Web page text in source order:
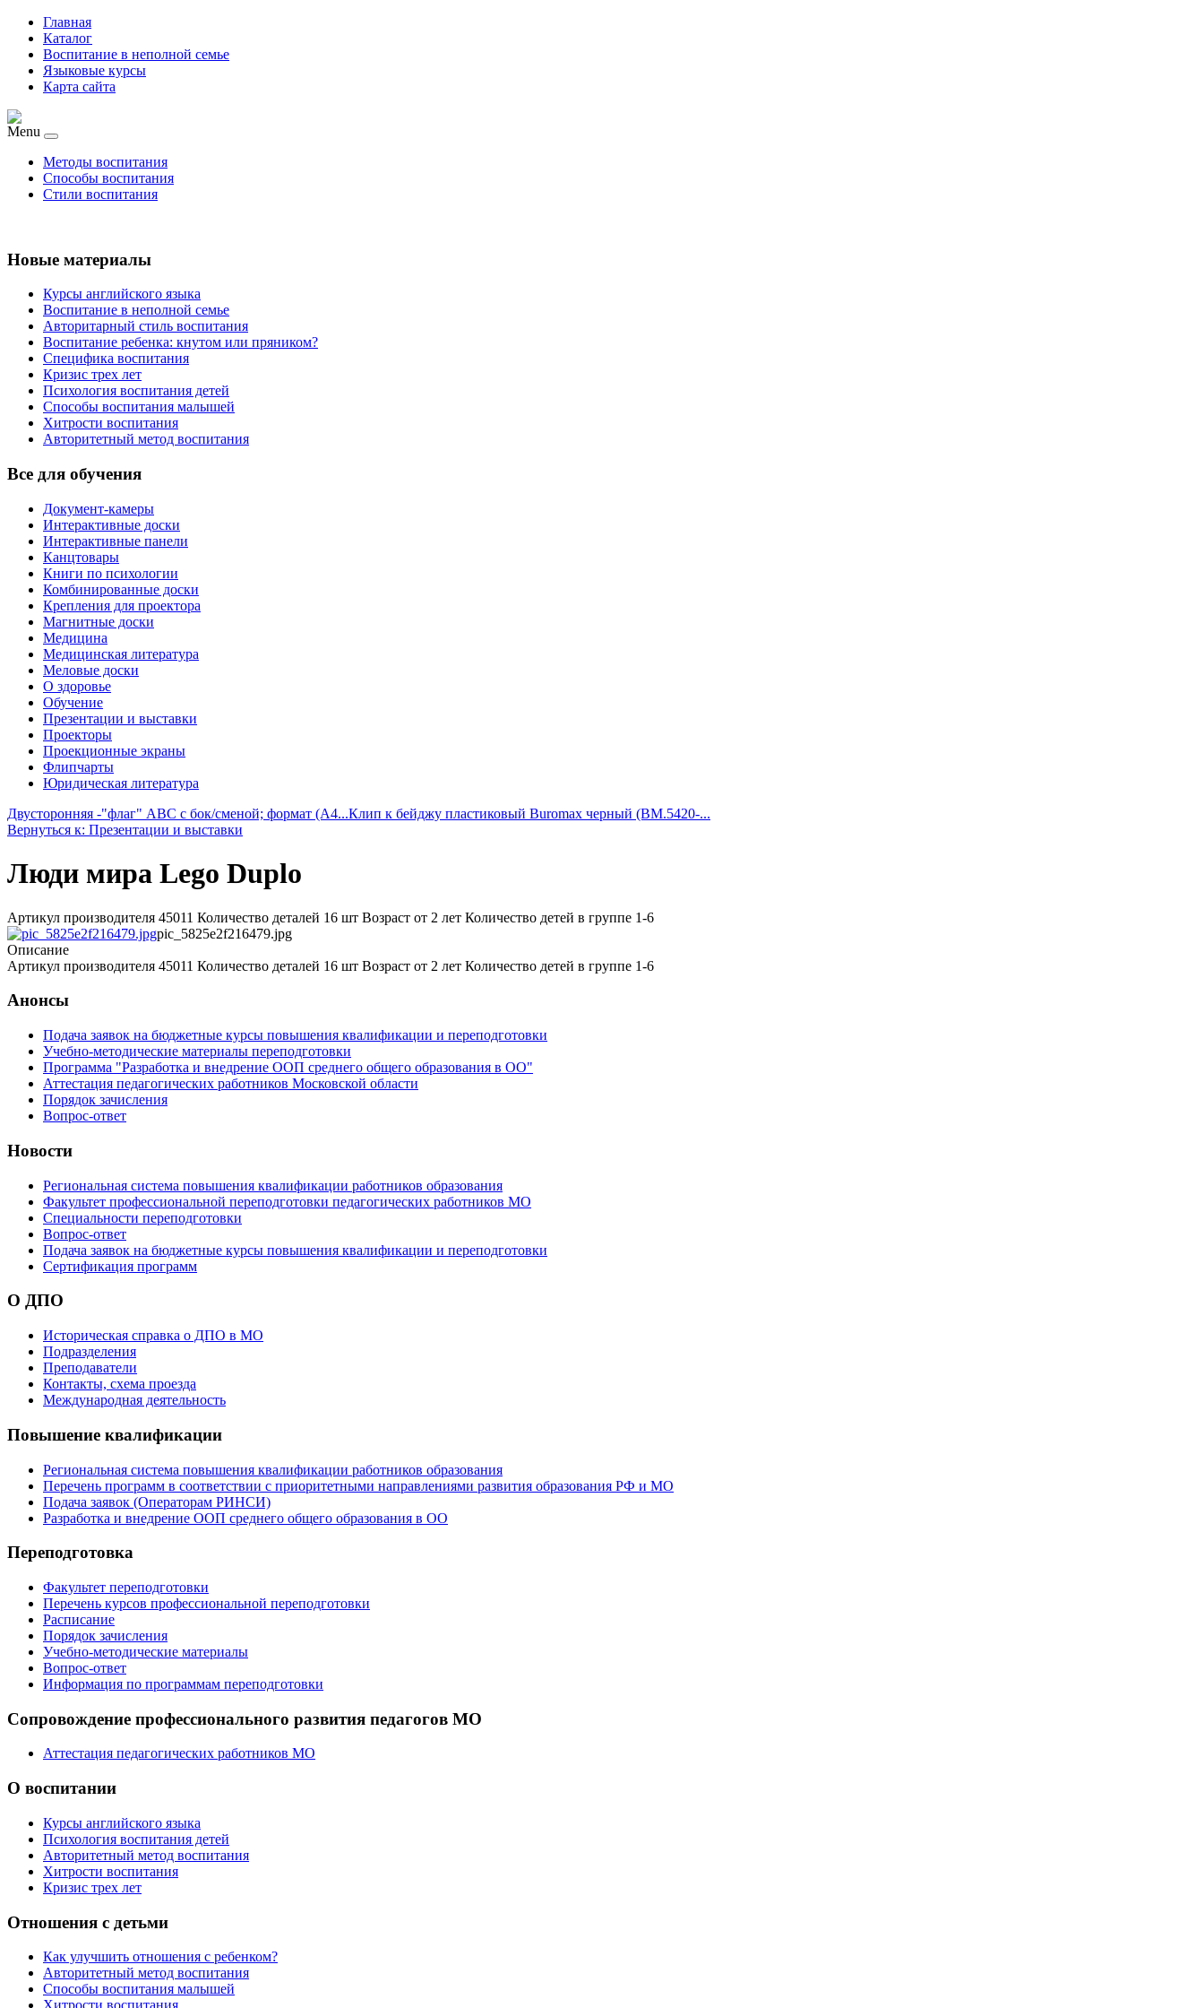
Главная
Каталог
Воспитание в неполной семье
Языковые курсы
Карта сайта
Menu
Методы воспитания
Способы воспитания
Стили воспитания
Новые материалы
Курсы английского языка
Воспитание в неполной семье
Авторитарный стиль воспитания
Воспитание ребенка: кнутом или пряником?
Специфика воспитания
Кризис трех лет
Психология воспитания детей
Способы воспитания малышей
Хитрости воспитания
Авторитетный метод воспитания
Все для обучения
Документ-камеры
Интерактивные доски
Интерактивные панели
Канцтовары
Книги по психологии
Комбинированные доски
Крепления для проектора
Магнитные доски
Медицина
Медицинская литература
Меловые доски
О здоровье
Обучение
Презентации и выставки
Проекторы
Проекционные экраны
Флипчарты
Юридическая литература
Двусторонняя -"флаг" ABC с бок/сменой; формат (A4...Клип к бейджу пластиковый Buromax черный (BM.5420-...
Вернуться к: Презентации и выставки
Люди мира Lego Duplo
Артикул производителя 45011 Количество деталей 16 шт Возраст от 2 лет Количество детей в группе 1-6
pic_5825e2f216479.jpg
Описание
Артикул производителя 45011 Количество деталей 16 шт Возраст от 2 лет Количество детей в группе 1-6
Анонсы
Подача заявок на бюджетные курсы повышения квалификации и переподготовки
Учебно-методические материалы переподготовки
Программа "Разработка и внедрение ООП среднего общего образования в ОО"
Аттестация педагогических работников Московской области
Порядок зачисления
Вопрос-ответ
Новости
Региональная система повышения квалификации работников образования
Факультет профессиональной переподготовки педагогических работников МО
Специальности переподготовки
Вопрос-ответ
Подача заявок на бюджетные курсы повышения квалификации и переподготовки
Сертификация программ
О ДПО
Историческая справка о ДПО в МО
Подразделения
Преподаватели
Контакты, схема проезда
Международная деятельность
Повышение квалификации
Региональная система повышения квалификации работников образования
Перечень программ в соответствии с приоритетными направлениями развития образования РФ и МО
Подача заявок (Операторам РИНСИ)
Разработка и внедрение ООП среднего общего образования в ОО
Переподготовка
Факультет переподготовки
Перечень курсов профессиональной переподготовки
Расписание
Порядок зачисления
Учебно-методические материалы
Вопрос-ответ
Информация по программам переподготовки
Сопровождение профессионального развития педагогов МО
Аттестация педагогических работников МО
О воспитании
Курсы английского языка
Психология воспитания детей
Авторитетный метод воспитания
Хитрости воспитания
Кризис трех лет
Отношения с детьми
Как улучшить отношения с ребенком?
Авторитетный метод воспитания
Способы воспитания малышей